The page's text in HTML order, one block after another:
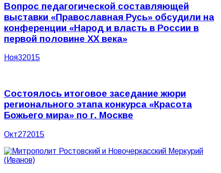
Вопрос педагогической составляющей
выставки «Православная Русь» обсудили на
конференции «Народ и власть в России в
первой половине ХХ века»
Ноя32015
Состоялось итоговое заседание жюри
регионального этапа конкурса «Красота
Божьего мира» по г. Москве
Окт272015